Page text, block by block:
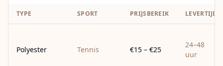
TYPE SPORT PRIJSBEREIK LEVERTIJD
Polyester Tennis €15 – €25
24–48
uur